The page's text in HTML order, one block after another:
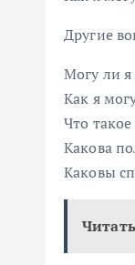
Другие
Могу ли
Как я
Что
Какова
Каковы